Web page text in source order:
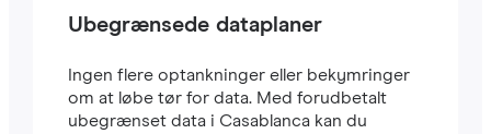
Casablanca. Det er alt.
Ubegrænsede dataplaner
Ingen flere optankninger eller bekymringer
om at løbe tør for data. Med forudbetalt
ubegrænset data i Casablanca kan du